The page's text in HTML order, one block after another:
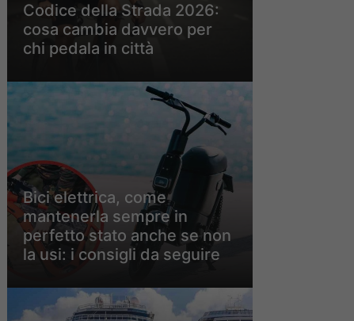
Codice della Strada 2026:
cosa cambia davvero per
chi pedala in città
Bici elettrica, come
mantenerla sempre in
perfetto stato anche se non
la usi: i consigli da seguire